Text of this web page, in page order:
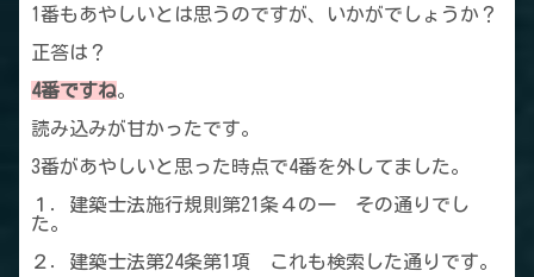
1番もあやしいとは思うのですが、いかがでしょうか？
正答は？
4番ですね。
読み込みが甘かったです。
3番があやしいと思った時点で4番を外してました。
１．建築士法施行規則第21条４の一 その通りでし
た。
２．建築士法第24条第1項 これも検索した通りです。